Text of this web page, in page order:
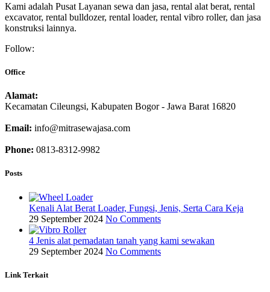
Kami adalah Pusat Layanan sewa dan jasa, rental alat berat, rental
excavator, rental bulldozer, rental loader, rental vibro roller, dan jasa
konstruksi lainnya.
Follow:
Office
Alamat:
Kecamatan Cileungsi, Kabupaten Bogor - Jawa Barat 16820
Email: info@mitrasewajasa.com
Phone: 0813-8312-9982
Posts
Kenali Alat Berat Loader, Fungsi, Jenis, Serta Cara Keja
29 September 2024 No Comments
4 Jenis alat pemadatan tanah yang kami sewakan
29 September 2024 No Comments
Link Terkait